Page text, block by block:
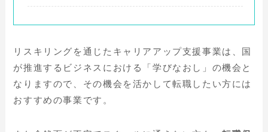
リスキリングを通じたキャリアアップ支援事業は、国
が推進するビジネスにおける「学びなおし」の機会と
なりますので、その機会を活かして転職したい方には
おすすめの事業です。